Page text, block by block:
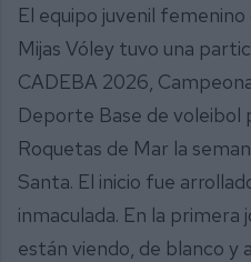
El equipo juvenil
Mijas Vóley tuvo una
CADEBA 2026,
Deporte Base de voleibol
Roquetas de Mar la
Santa. El inicio fue
inmaculada. En la primera
están viendo, de blanco y